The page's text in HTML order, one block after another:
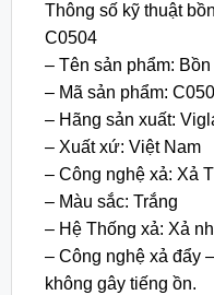
Thông số kỹ thuật
C0504
– Tên sản phẩm:
– Mã sản phẩm:
– Hãng sản xuất:
– Xuất xứ: Việt Nam
– Công nghệ xả: Xả
– Màu sắc: Trắng
– Hệ Thống xả: Xả
– Công nghệ xả đẩy
không gây tiếng ồn.